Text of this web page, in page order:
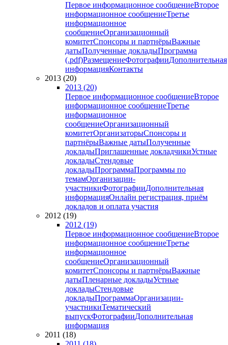
Первое информационное сообщениеВторое
информационное сообщениеТретье
информационное
сообщениеОрганизационный
комитетСпонсоры и партнёрыВажные
датыПолученные докладыПрограмма
(.pdf)РазмещениеФотографииДополнительная
информацияКонтакты
2013 (20)
2013 (20)
Первое информационное сообщениеВторое
информационное сообщениеТретье
информационное
сообщениеОрганизационный
комитетОрганизаторыСпонсоры и
партнёрыВажные датыПолученные
докладыПриглашенные докладчикиУстные
докладыСтендовые
докладыПрограммаПрограммы по
темамОрганизации-
участникиФотографииДополнительная
информацияОнлайн регистрация, приём
докладов и оплата участия
2012 (19)
2012 (19)
Первое информационное сообщениеВторое
информационное сообщениеТретье
информационное
сообщениеОрганизационный
комитетСпонсоры и партнёрыВажные
датыПленарные докладыУстные
докладыСтендовые
докладыПрограммаОрганизации-
участникиТематический
выпускФотографииДополнительная
информация
2011 (18)